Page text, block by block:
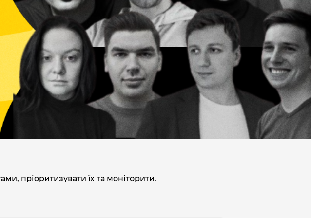
пріоритизувати їх та моніторити.